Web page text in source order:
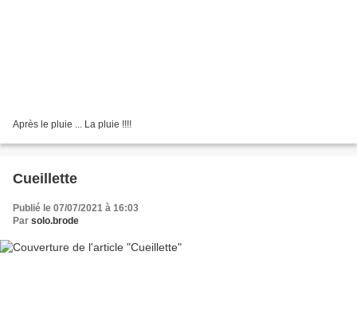
Après le pluie ... La pluie !!!!
Cueillette
Publié le 07/07/2021 à 16:03
Par solo.brode